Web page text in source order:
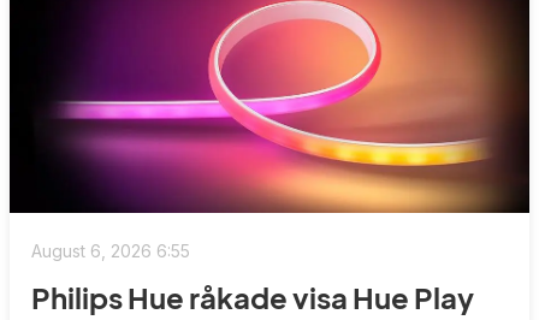
August 6, 2026 6:55
Philips Hue råkade visa Hue Play